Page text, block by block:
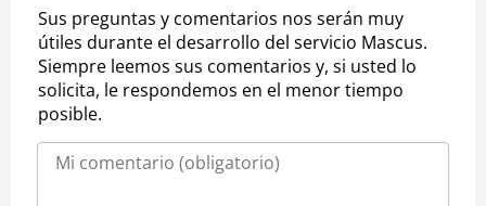
Sus preguntas y comentarios nos serán muy
útiles durante el desarrollo del servicio Mascus.
Siempre leemos sus comentarios y, si usted lo
solicita, le respondemos en el menor tiempo
posible.